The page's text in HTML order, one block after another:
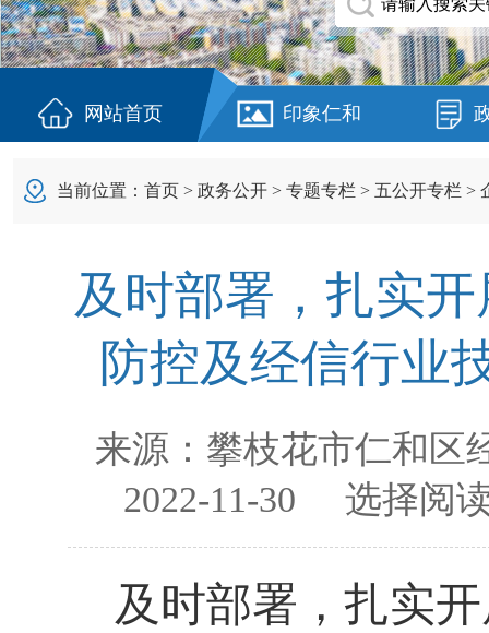
网站首页 印象仁和
当前位置： 首页 > 政务公开 > 专题专栏 > 五公开专栏 >
及时部署，扎实
防控及经信行业
来源： 攀枝花市仁和区
2022-11-30 选择阅
及时部署，扎实